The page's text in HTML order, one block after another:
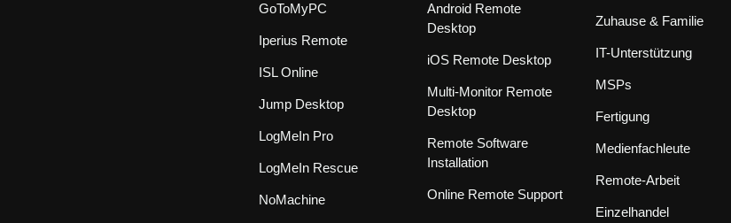
GoToMyPC
Iperius Remote
ISL Online
Jump Desktop
LogMeIn Pro
LogMeIn Rescue
NoMachine
Android Remote
Desktop
iOS Remote Desktop
Multi-Monitor Remote
Desktop
Remote Software
Installation
Online Remote Support
Zuhause & Familie
IT-Unterstützung
MSPs
Fertigung
Medienfachleute
Remote-Arbeit
Einzelhandel